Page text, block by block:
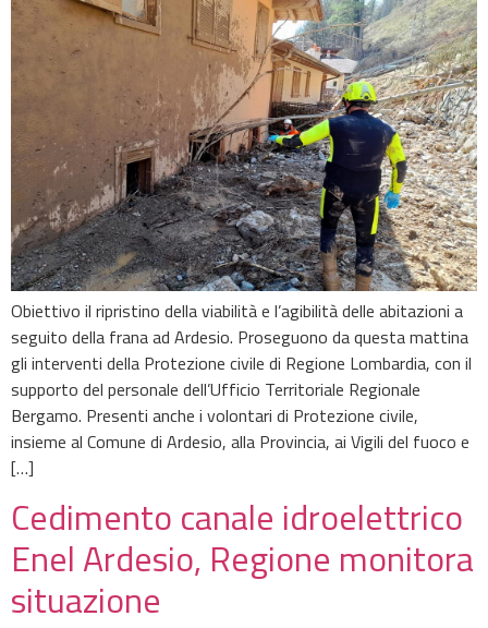
Obiettivo il ripristino della viabilità e l’agibilità delle abitazioni a
seguito della frana ad Ardesio. Proseguono da questa mattina
gli interventi della Protezione civile di Regione Lombardia, con il
supporto del personale dell’Ufficio Territoriale Regionale
Bergamo. Presenti anche i volontari di Protezione civile,
insieme al Comune di Ardesio, alla Provincia, ai Vigili del fuoco e
[…]
Cedimento canale idroelettrico
Enel Ardesio, Regione monitora
situazione